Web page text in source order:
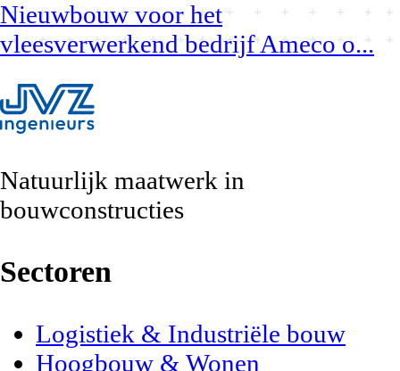
Nieuwbouw voor het
vleesverwerkend bedrijf Ameco o...
Natuurlijk maatwerk in
bouwconstructies
Sectoren
Logistiek & Industriële bouw
Hoogbouw & Wonen